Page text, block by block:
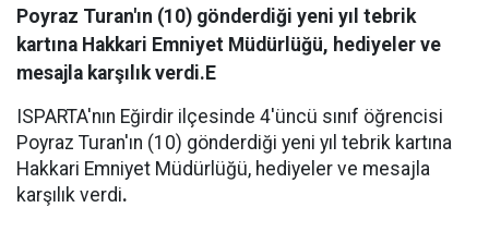
Poyraz Turan'ın (10) gönderdiği yeni yıl tebrik
kartına Hakkari Emniyet Müdürlüğü, hediyeler ve
mesajla karşılık verdi.E
ISPARTA'nın Eğirdir ilçesinde 4'üncü sınıf öğrencisi
Poyraz Turan'ın (10) gönderdiği yeni yıl tebrik kartına
Hakkari Emniyet Müdürlüğü, hediyeler ve mesajla
karşılık verdi.